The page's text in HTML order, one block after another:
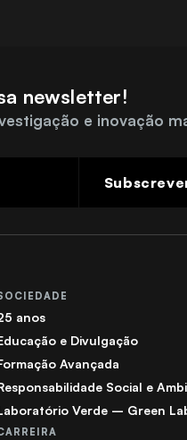
newsletter!
e inovação
anos
e Divulgação
Avançada
Social e
Verde – Green